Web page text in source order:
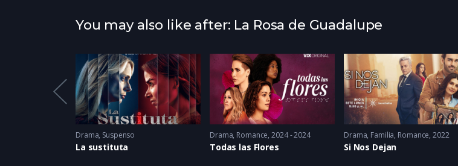
You may also like after: La Rosa de Guadalupe
Drama, Suspenso
La sustituta
Drama, Romance 2024 - 2024
Todas las Flores
Drama, Familia, Romance 2022
Si Nos Dejan